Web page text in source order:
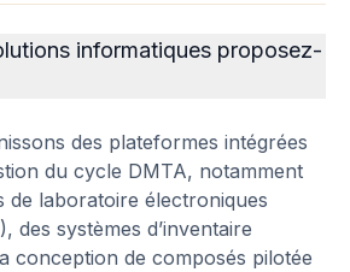
informatiques proposez-
des plateformes intégrées
du cycle DMTA, notamment
de laboratoire électroniques
des systèmes d’inventaire
conception de composés pilotée